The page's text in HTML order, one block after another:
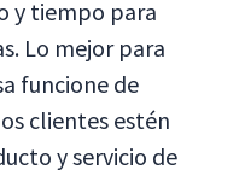
y tiempo para
Lo mejor para
funcione de
clientes estén
y servicio de